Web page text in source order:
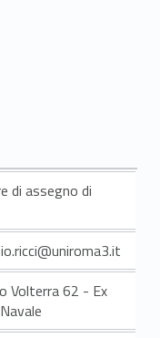
di assegno di
Volterra 62 - Ex